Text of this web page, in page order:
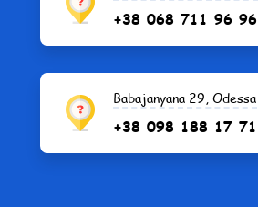
+38 068 711 96 96
Babajanyana 29, Odessa
+38 098 188 17 71